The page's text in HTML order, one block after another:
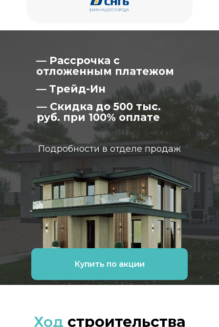
— Скидка до 500 тыс.
руб. при 100% оплате
Подробности в отделе продаж
Купить по акции
— Трейд-Ин
— Рассрочка с
отложенным платежом
Ход строительства